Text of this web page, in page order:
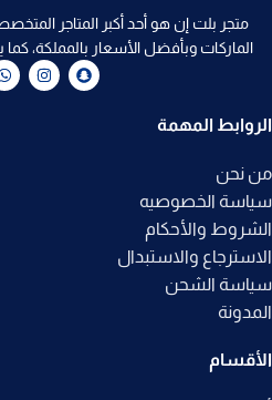
متجر بلت إن هو أحد أكبر المتاجر
الماركات وبأفضل الأسعار بالمملكة،
الروابط المهمة
من نحن
سياسة الخصوصيه
الشروط والأحكام
الاسترجاع والاستبدال
سياسة الشحن
المدونة
الأقسام